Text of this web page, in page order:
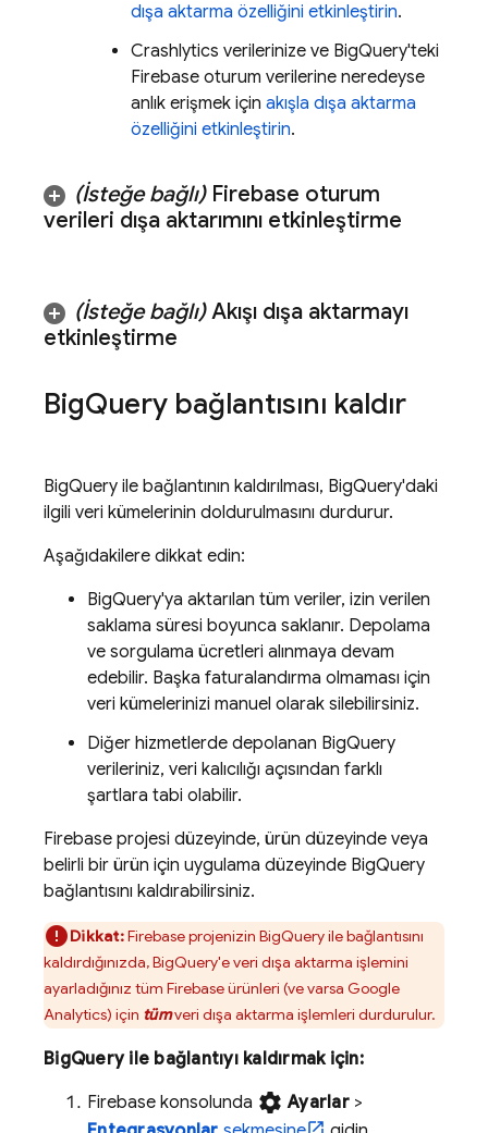
dışa aktarma özelliğini etkinleştirin.
Crashlytics verilerinize ve BigQuery'teki
Firebase oturum verilerine neredeyse
anlık erişmek için akışla dışa aktarma
özelliğini etkinleştirin.
(İsteğe bağlı)Firebase oturum
verileri dışa aktarımını etkinleştirme
(İsteğe bağlı)Akışı dışa aktarmayı
etkinleştirme
BigQuery bağlantısını kaldır
BigQuery ile bağlantının kaldırılması, BigQuery'daki
ilgili veri kümelerinin doldurulmasını durdurur.
Aşağıdakilere dikkat edin:
BigQuery'ya aktarılan tüm veriler, izin verilen
saklama süresi boyunca saklanır. Depolama
ve sorgulama ücretleri alınmaya devam
edebilir. Başka faturalandırma olmaması için
veri kümelerinizi manuel olarak silebilirsiniz.
Diğer hizmetlerde depolanan BigQuery
verileriniz, veri kalıcılığı açısından farklı
şartlara tabi olabilir.
Firebase projesi düzeyinde, ürün düzeyinde veya
belirli bir ürün için uygulama düzeyinde BigQuery
bağlantısını kaldırabilirsiniz.
Dikkat:Firebase projenizin BigQueryile bağlantısını
kaldırdığınızda,BigQuery'e veri dışa aktarma işlemini
ayarladığınız tüm Firebase ürünleri (ve varsa Google
Analytics) için tümveri dışa aktarma işlemleri durdurulur.
BigQueryile bağlantıyı kaldırmak için:
Firebase konsolunda settings Ayarlar>